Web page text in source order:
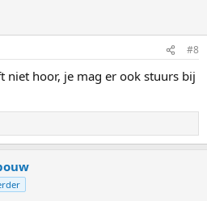
#8
niet hoor, je mag er ook stuurs bij